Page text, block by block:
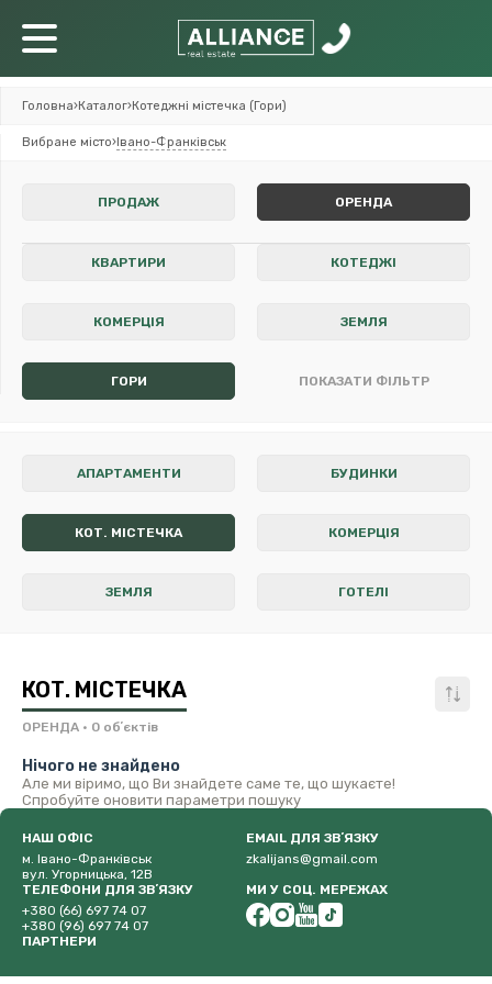
Головна›Каталог›Котеджні містечка (Гори)
Вибране місто›Івано-Франківськ
ПРОДАЖ ОРЕНДА
КВАРТИРИ КОТЕДЖІ
КОМЕРЦІЯ ЗЕМЛЯ
ГОРИ ПОКАЗАТИ ФІЛЬТР
АПАРТАМЕНТИ БУДИНКИ
КОТ. МІСТЕЧКА КОМЕРЦІЯ
ЗЕМЛЯ ГОТЕЛІ
КОТ. МІСТЕЧКА
ОРЕНДА • 0 обʼєктів
Нічого не знайдено
Але ми віримо, що Ви знайдете саме те, що шукаєте!
Спробуйте оновити параметри пошуку
НАШ ОФІС
м. Івано-Франківськ
вул. Угорницька, 12В
EMAIL ДЛЯ ЗВʼЯЗКУ
zkalijans@gmail.com
ТЕЛЕФОНИ ДЛЯ ЗВʼЯЗКУ
+380 (66) 697 74 07
+380 (96) 697 74 07
МИ У СОЦ. МЕРЕЖАХ
ПАРТНЕРИ